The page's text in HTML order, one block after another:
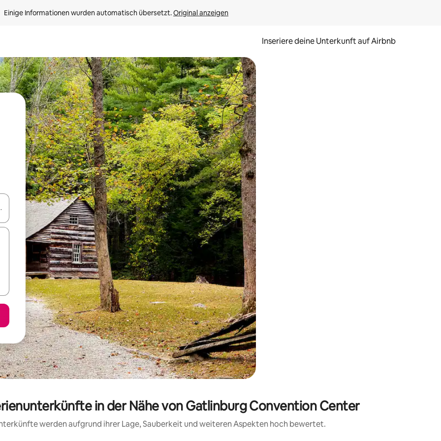
Einige Informationen wurden automatisch übersetzt. Original anzeigen
Inseriere deine Unterkunft auf Airbnb
nach oben und unten oder erkunde die Ergebnisse durch Berühren oder Wischgesten.
in der Nähe von Gatlinburg Convention Center
werden aufgrund ihrer Lage, Sauberkeit und weiteren Aspekten hoch bewertet.